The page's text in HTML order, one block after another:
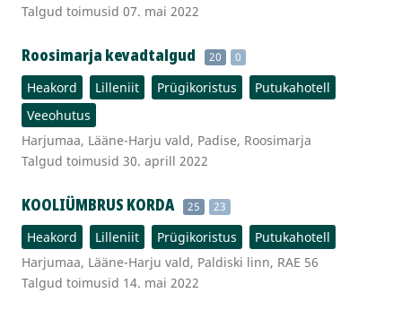
Talgud toimusid 07. mai 2022
Roosimarja kevadtalgud 20 0
Heakord Lilleniit Prügikoristus
Putukahotell
Veeohutus
Harjumaa, Lääne-Harju vald, Padise, Roosimarja
Talgud toimusid 30. aprill 2022
KOOLIÜMBRUS KORDA 25 23
Heakord Lilleniit Prügikoristus
Putukahotell
Harjumaa, Lääne-Harju vald, Paldiski linn, RAE 56
Talgud toimusid 14. mai 2022